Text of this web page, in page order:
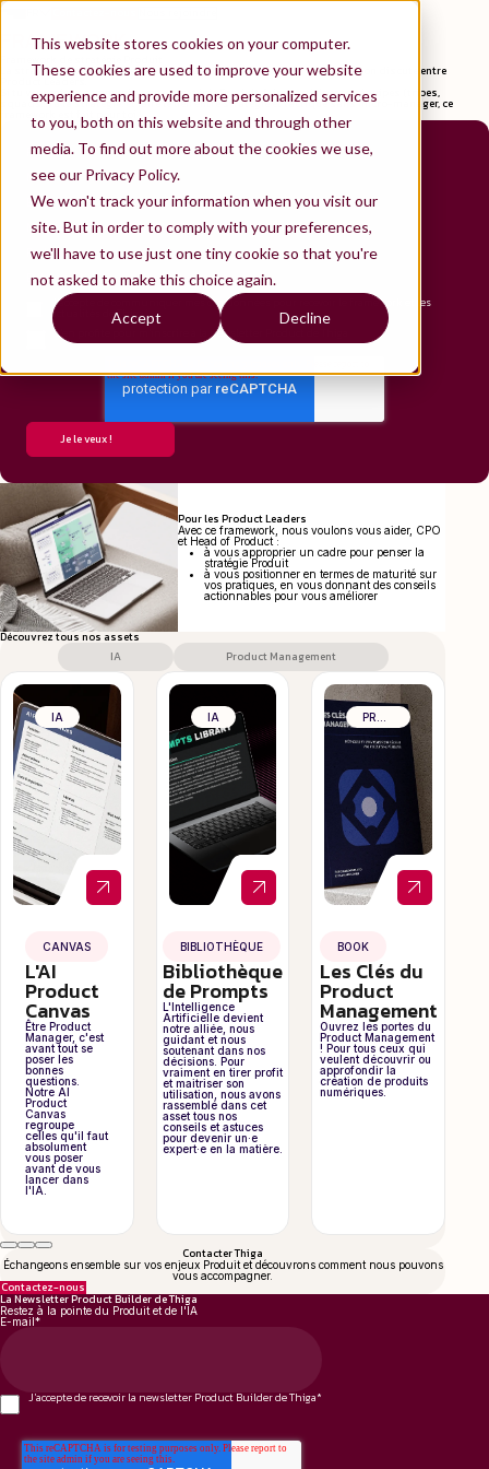
This website stores cookies on your computer.
These cookies are used to improve your website
experience and provide more personalized services
to you, both on this website and through other
media. To find out more about the cookies we use,
see our Privacy Policy.
We won't track your information when you visit our
site. But in order to comply with your preferences,
we'll have to use just one tiny cookie so that you're
not asked to make this choice again.
Accept Decline
FRAMEWORK
La stratégie Produit est un sujet qui revient systématiquement quand on discute entre
Si tu veux mieux communiquer ta stratégie Produit, faire participer tes équipes (tribes,
squads…) à la stratégie, et faire le lien entre stratégie et tactique sans micro-manager, ce
framework est fait pour toi !
Prénom*
Nom*
E-mail*
Numéro de téléphone mobile*
Poste*
Entreprise*
J'accepte de communiquer mes coordonnées pour recevoir le framework et les
actualités de Thiga*
J'en profite pour m'inscrire à la newsletter Product de Thiga
Pour les Product Leaders
Avec ce framework, nous voulons vous aider, CPO
et Head of Product :
à vous approprier un cadre pour penser la
stratégie Produit
à vous positionner en termes de maturité sur
vos pratiques, en vous donnant des conseils
actionnables pour vous améliorer
Découvrez tous nos assets
IA
Product Management
IA
CANVAS
L'AI
Product
Canvas
Être Product
Manager, c'est
avant tout se
poser les
bonnes
questions.
Notre AI
Product
Canvas
regroupe
celles qu'il faut
absolument
vous poser
avant de vous
lancer dans
l'IA.
IA
BIBLIOTHÈQUE
Bibliothèque
de Prompts
L'Intelligence
Artificielle devient
notre alliée, nous
guidant et nous
soutenant dans nos
décisions. Pour
vraiment en tirer profit
et maitriser son
utilisation, nous avons
rassemblé dans cet
asset tous nos
conseils et astuces
pour devenir un·e
expert·e en la matière.
BOOK
Les Clés du
Product
Management
Ouvrez les portes du
Product Management
! Pour tous ceux qui
veulent découvrir ou
approfondir la
création de produits
numériques.
Contacter Thiga
Échangeons ensemble sur vos enjeux Produit et découvrons comment nous pouvons
vous accompagner.
Contactez-nous
La Newsletter Product Builder de Thiga
Restez à la pointe du Produit et de l'IA
E-mail*
J'accepte de recevoir la newsletter Product Builder de Thiga*